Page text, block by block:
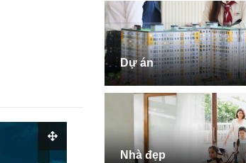
Dự án
Nhà đẹp